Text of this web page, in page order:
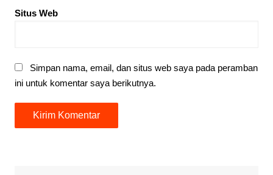
Situs Web
Simpan nama, email, dan situs web saya pada peramban
ini untuk komentar saya berikutnya.